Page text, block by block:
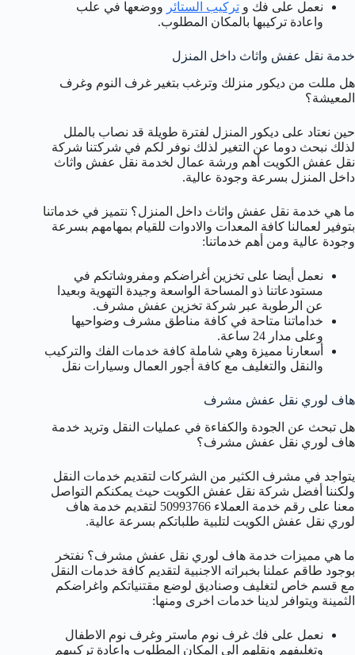
نعمل على فك و تركيب الستائر ووضعها في علب
واعادة تركيبها بالمكان المطلوب.
خدمة نقل عفش واثاث داخل المنزل
هل مللت من ديكور منزلك وترغب بتغير غرف النوم وغرف
المعيشة؟
حين نعتاد على ديكور المنزل لفترة طويلة قد نصاب بالملل
لذلك نبحث دوما عن التغير لذلك نوفر لكم في شركتنا شركة
نقل عفش الكويت أهم ورشة عمال لخدمة نقل عفش واثاث
داخل المنزل بسرعة وجودة عالية.
ما هي خدمة نقل عفش واثاث داخل المنزل؟ نتميز في خدماتنا
بتوفير لعمالنا كافة المعدات والادوات للقيام بمهامهم بسرعة
وجودة عالية ومن أهم خدماتنا:
نعمل أيضا على تخزين أغراضكم ومفروشاتكم في
مستودعاتنا ذو المساحة الواسعة وجيدة التهوية وبعيدا
عن الرطوبة عبر شركة تخزين عفش مشرف.
خداماتنا متاحة في كافة مناطق مشرف وضواحيها
وعلى مدار 24 ساعة.
أسعارنا مميزة وهي شاملة كافة خدمات الفك والتركيب
والنقل والتغليف مع كافة أجور العمال وسيارات نقل
هاف لوري نقل عفش مشرف
هل تبحث عن الجودة والكفاءة في عمليات النقل وتريد خدمة
هاف لوري نقل عفش مشرف؟
يتواجد في مشرف الكثير من الشركات لتقديم خدمات النقل
ولكننا أفضل شركة نقل عفش الكويت حيث يمكنكم التواصل
معنا على رقم خدمة العملاء 50993766 لتقديم خدمة هاف
لوري نقل عفش الكويت لتلبية طلباتكم بسرعة عالية.
ما هي مميزات خدمة هاف لوري نقل عفش مشرف؟ نفتخر
بوجود طاقم عملنا بخبراته الاجنبية لتقديم كافة خدمات النقل
مع قسم خاص لتغليف وصناديق لوضع مقتنياتكم واغراضكم
الثمينة ويتوافر لدينا خدمات اخرى ومنها:
نعمل على فك غرف نوم ماستر وغرف نوم الاطفال
وتغليفهم ونقلهم الى المكان المطلوب واعادة تركيبهم